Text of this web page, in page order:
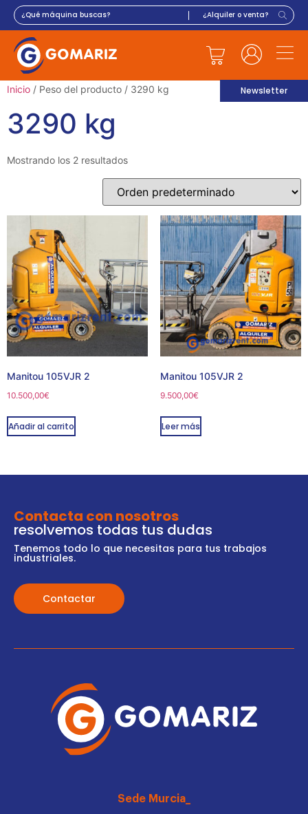
Newsletter
Inicio / Peso del producto / 3290 kg
3290 kg
Mostrando los 2 resultados
Manitou 105VJR 2
10.500,00€
Añadir al carrito
Manitou 105VJR 2
9.500,00€
Leer más
Contacta con nosotros
resolvemos todas tus dudas
Tenemos todo lo que necesitas para tus trabajos
industriales.
Contactar
Sede Murcia_